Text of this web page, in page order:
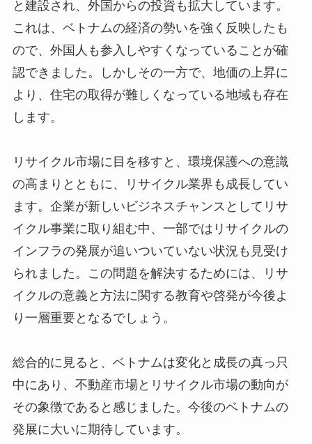
と建設され、外国からの投資も拡大しています。
これは、ベトナムの経済の勢いを強く反映したも
ので、外国人も参入しやすくなっていることが確
認できました。しかしその一方で、地価の上昇に
より、住宅の取得が難しくなっている地域も存在
します。
リサイクル市場に目を移すと、環境保護への意識
の高まりとともに、リサイクル業界も成長してい
ます。企業が新しいビジネスチャンスとしてリサ
イクル事業に取り組む中、一部ではリサイクルの
インフラの発展が追いついていない状況も見受け
られました。この問題を解決するためには、リサ
イクルの意義と方法に関する教育や啓発が今後よ
り一層重要となるでしょう。
総合的に見ると、ベトナムは変化と成長の真っ只
中にあり、不動産市場とリサイクル市場の動向が
その象徴であると感じました。今後のベトナムの
発展に大いに期待しています。